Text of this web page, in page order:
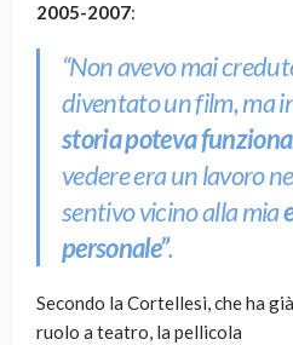
2005-2007:
“Non avevo mai
diventato un film, ma
storia poteva
vedere era un lavoro
sentivo vicino alla mia
personale”.
Secondo la Cortellesi, che ha
ruolo a teatro, la pellicola